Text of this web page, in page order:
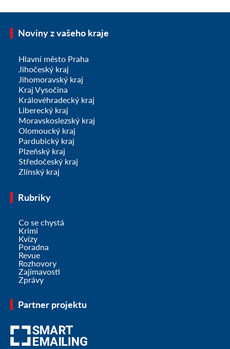
Noviny z vašeho kraje
Hlavní město Praha
Jihočeský kraj
Jihomoravský kraj
Kraj Vysočina
Královéhradecký kraj
Liberecký kraj
Moravskoslezský kraj
Olomoucký kraj
Pardubický kraj
Plzeňský kraj
Středočeský kraj
Zlínský kraj
Rubriky
Co se chystá
Krimi
Kvízy
Poradna
Revue
Rozhovory
Zajímavosti
Zprávy
Partner projektu